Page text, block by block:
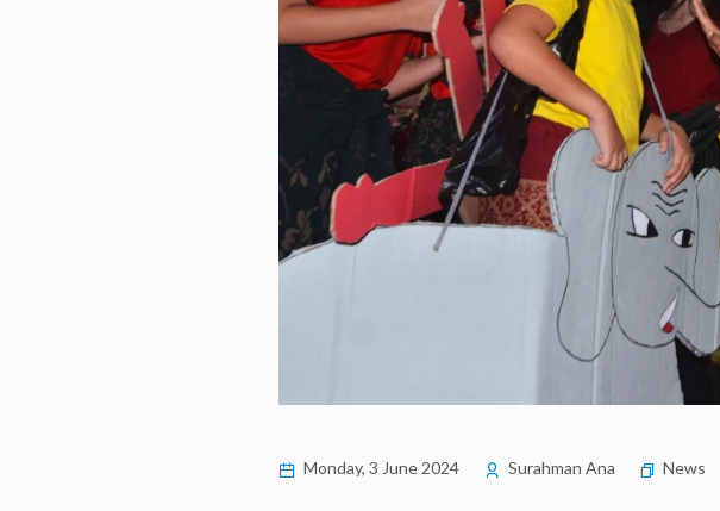
Monday, 3 June 2024 Surahman Ana News